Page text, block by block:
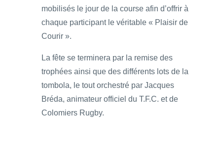
mobilisés le jour de la course afin d’offrir à
chaque participant le véritable « Plaisir de
Courir ».
La fête se terminera par la remise des
trophées ainsi que des différents lots de la
tombola, le tout orchestré par Jacques
Bréda, animateur officiel du T.F.C. et de
Colomiers Rugby.